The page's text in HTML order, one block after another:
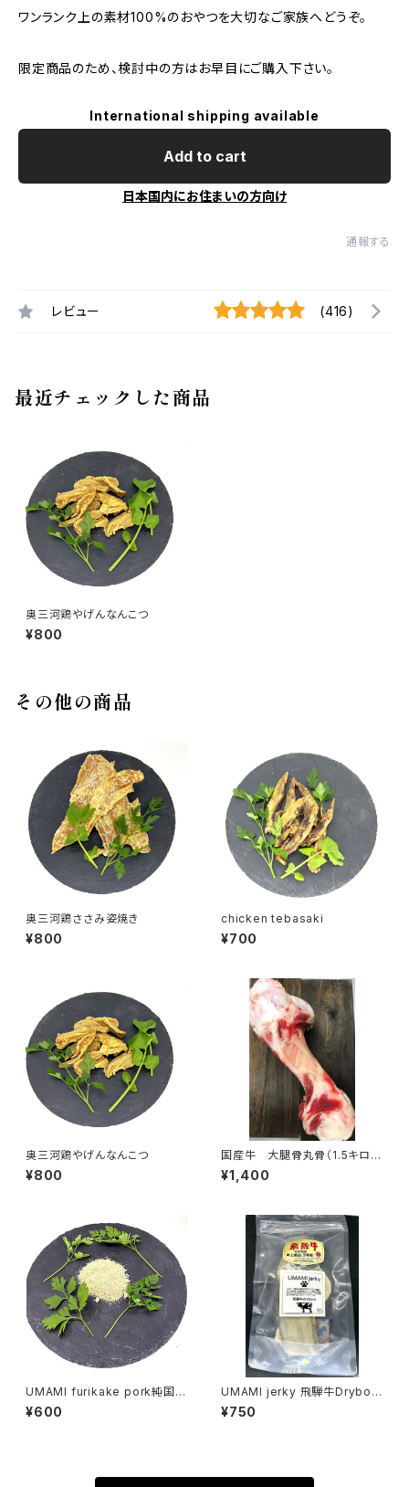
ワンランク上の素材100%のおやつを大切なご家族へどうぞ。
限定商品のため、検討中の方はお早目にご購入下さい。
International shipping available
Add to cart
日本国内にお住まいの方向け
通報する
レビュー (416)
最近チェックした商品
奥三河鶏やげんなんこつ
¥800
その他の商品
奥三河鶏ささみ姿焼き
¥800
chicken tebasaki
¥700
奥三河鶏やげんなんこつ
¥800
国産牛 大腿骨丸骨（1.5キロ〜
2.5キロ）
¥1,400
UMAMI furikake pork純国
産 ふりかけ
¥600
UMAMI jerky 飛騨牛Drybon
e 超希少数量限定お得商品
¥750